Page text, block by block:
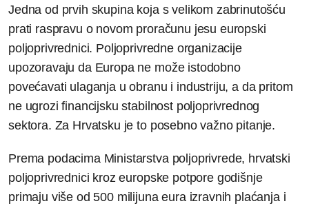
Jedna od prvih skupina koja s velikom zabrinutošću
prati raspravu o novom proračunu jesu europski
poljoprivrednici. Poljoprivredne organizacije
upozoravaju da Europa ne može istodobno
povećavati ulaganja u obranu i industriju, a da pritom
ne ugrozi financijsku stabilnost poljoprivrednog
sektora. Za Hrvatsku je to posebno važno pitanje.
Prema podacima Ministarstva poljoprivrede, hrvatski
poljoprivrednici kroz europske potpore godišnje
primaju više od 500 milijuna eura izravnih plaćanja i